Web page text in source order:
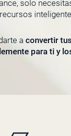
solo
a convertir
para ti y